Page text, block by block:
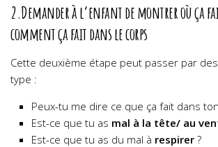
2.Demander à l’enfant de montrer où ça
comment ça fait dans le corps
Cette deuxième étape peut passer par
type :
Peux-tu me dire ce que ça fait dans ton
Est-ce que tu as mal à la tête/ au
Est-ce que tu as du mal à respirer ?